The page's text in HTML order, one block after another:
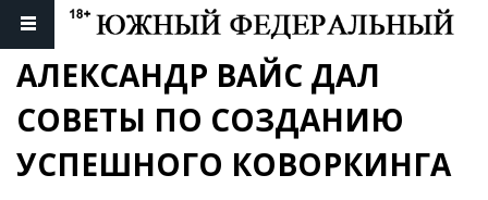
АЛЕКСАНДР ВАЙС ДАЛ
СОВЕТЫ ПО СОЗДАНИЮ
УСПЕШНОГО КОВОРКИНГА